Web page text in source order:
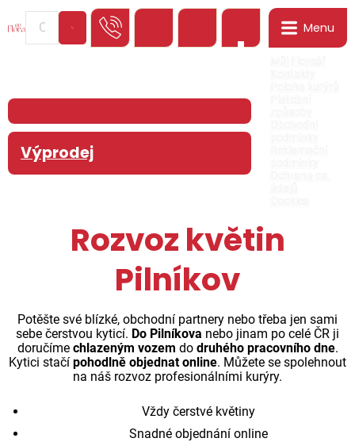
Menu
Výprodej
Rozvoz květin
Pilníkov
Potěšte své blízké, obchodní partnery nebo třeba jen sami
sebe čerstvou kyticí. Do Pilníkova nebo jinam po celé ČR ji
doručíme chlazeným vozem do druhého pracovního dne.
Kytici stačí pohodlně objednat online. Můžete se spolehnout
na náš rozvoz profesionálními kurýry.
Vždy čerstvé květiny
Snadné objednání online